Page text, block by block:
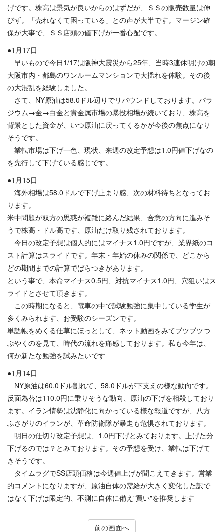
げです。株高は景気が良いからのはずだが、ＳＳの販売数量は伸
びず。「売れなくて困っている」との声が大半です。マージン確
保が大事で、ＳＳ店頭の値下げが一番心配です。
●1月17日
早いもので今日1/17は阪神大震災から25年、当時3連休明けの朝
大阪市内・都島のワンルームマンションで大揺れを体験。その後
の大混乱を経験しました。
さて、NY原油は58.0ドル辺りでリバウンドしております。パラ
ジウム→金→白金と貴金属市場の暴投相場が続いており、株高を
背景とした資金が、いつ原油に戻ってくるかが今後の焦点になり
そうです。
業転市場は下げ一色、現状、来週の改定予想は1.0円値下げなの
を先行して下げている感じです。
●1月15日
海外相場は58.0ドルで下げ止まり感、次の材料待ちとなってお
ります。
米中問題が双方の思惑が複雑に絡んだ結果、合意の方向に進みそ
うで株高・ドル高です、原油だけ取り残されております。
今日の改定予想は個人的にはマイナス1.0円ですが、業界紙のコ
スト計算はスライドです。年末・年始の休みの関係で、どこから
どの期間までの計算でばらつきがあります。
という事で、本命マイナス0.5円、対抗マイナス1.0円、穴狙いはス
ライドとさせて頂きます。
この時期になると、電車の中で試験勉強に集中している学生が
多くみられます、お受験のシーズンです。
単語帳をめくる仕草にほっとして、ネット動画をみてブツブツつ
ぶやくのを見て、時代の流れを痛感しております。私も今年は、
何か新たな勉強を試みたいです
●1月14日
NY原油は60.0ドル割れて、58.0ドルが下支えの様な動向です。
反面為替は110.0円に乗りそうな動向、原油の下げを相殺しており
ます。イラン情勢は沈静化に向かっている様な報道ですが、八方
ふさがりのイランが、革命防衛隊が暴走も危惧されております。
明日の仕切り改定予想は、1.0円下げとみております。上げた分
下げるのでは？とみております。その予想を受け、業転は下げて
きそうです。
タイムラグでSS店頭価格は今週値上げが聞こえてきます。営業
的コメントになりますが、原油自体の需給が大きく変化した訳で
はなく下げは限定的、不測に自体に備え"買い"を推奨します
前の画面へ